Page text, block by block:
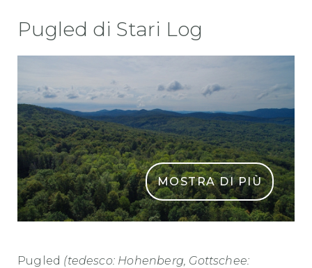
Pugled di Stari Log
MOSTRA DI PIÙ
Pugled (tedesco: Hohenberg, Gottschee: